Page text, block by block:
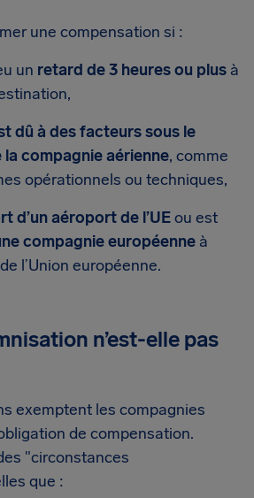
une compensation si :
un retard de 3 heures ou plus à
dû à des facteurs sous le
compagnie aérienne, comme
opérationnels ou techniques,
d’un aéroport de l’UEou est
compagnie européenne à
l’Union européenne.
n’est-elle pas
exemptent les compagnies
de compensation.
"circonstances
que :